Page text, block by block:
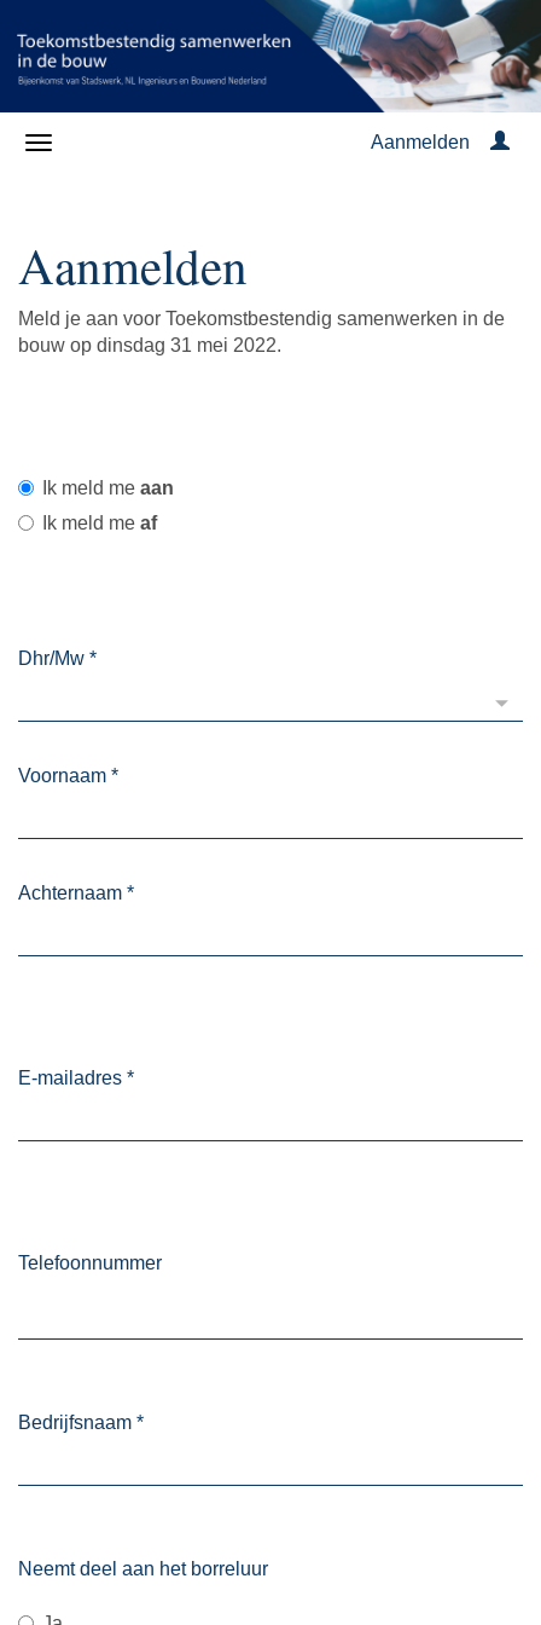
Aanmelden
Aanmelden
Meld je aan voor Toekomstbestendig samenwerken in de
bouw op dinsdag 31 mei 2022.
Ik meld me aan
Ik meld me af
Dhr/Mw *
Voornaam *
Achternaam *
E-mailadres *
Telefoonnummer
Bedrijfsnaam *
Neemt deel aan het borreluur